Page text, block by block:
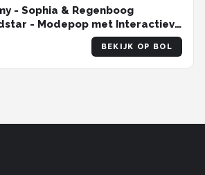
- Sophia & Regenboog
- Modepop met Interactieve
geluid en muziek
BEKIJK OP BOL